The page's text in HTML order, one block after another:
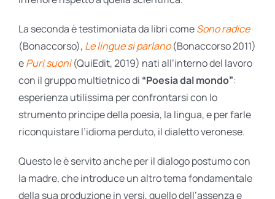
La seconda è testimoniata da libri comeSono radice
(Bonaccorso), Le lingue si parlano(Bonaccorso 2011)
ePuri suoni(QuiEdit, 2019) nati all’interno del lavoro
con il gruppo multietnico di “Poesia dal mondo”:
esperienza utilissima per confrontarsi con lo
strumento principe della poesia, la lingua, e per farle
riconquistare l’idioma perduto, il dialetto veronese.
Questo le è servito anche per il dialogo postumo con
la madre, che introduce un altro tema fondamentale
della sua produzione in versi, quello dell’assenza e